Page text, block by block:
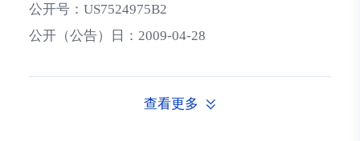
公开号： US7524975B2
公开（公告）日： 2009-04-28
查看更多